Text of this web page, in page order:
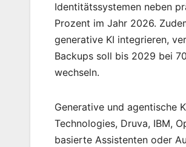
Identitätssystemen neben
Prozent im Jahr 2026.
generative KI integrieren,
Backups soll bis 2029 bei
wechseln.
Generative und agentische
Technologies, Druva, IBM,
basierte Assistenten oder